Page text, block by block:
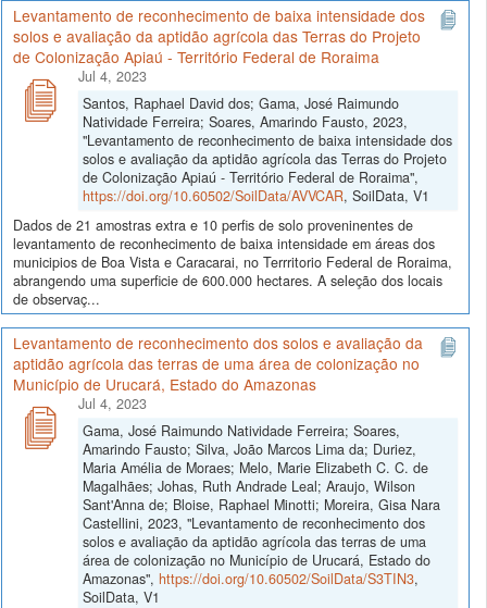
Levantamento de reconhecimento de baixa intensidade dos
solos e avaliação da aptidão agrícola das Terras do Projeto
de Colonização Apiaú - Território Federal de Roraima
Jul 4, 2023
Santos, Raphael David dos; Gama, José Raimundo
Natividade Ferreira; Soares, Amarindo Fausto, 2023,
"Levantamento de reconhecimento de baixa intensidade dos
solos e avaliação da aptidão agrícola das Terras do Projeto
de Colonização Apiaú - Território Federal de Roraima",
https://doi.org/10.60502/SoilData/AVVCAR, SoilData, V1
Dados de 21 amostras extra e 10 perfis de solo proveninentes de
levantamento de reconhecimento de baixa intensidade em áreas dos
municipios de Boa Vista e Caracarai, no Terrritorio Federal de Roraima,
abrangendo uma superficie de 600.000 hectares. A seleção dos locais
de observaç...
Levantamento de reconhecimento dos solos e avaliação da
aptidão agrícola das terras de uma área de colonização no
Município de Urucará, Estado do Amazonas
Jul 4, 2023
Gama, José Raimundo Natividade Ferreira; Soares,
Amarindo Fausto; Silva, João Marcos Lima da; Duriez,
Maria Amélia de Moraes; Melo, Marie Elizabeth C. C. de
Magalhães; Johas, Ruth Andrade Leal; Araujo, Wilson
Sant'Anna de; Bloise, Raphael Minotti; Moreira, Gisa Nara
Castellini, 2023, "Levantamento de reconhecimento dos
solos e avaliação da aptidão agrícola das terras de uma
área de colonização no Município de Urucará, Estado do
Amazonas", https://doi.org/10.60502/SoilData/S3TIN3,
SoilData, V1